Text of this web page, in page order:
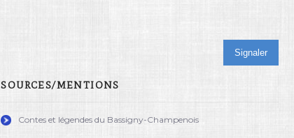
Signaler
SOURCES/MENTIONS
Contes et légendes du Bassigny-Champenois